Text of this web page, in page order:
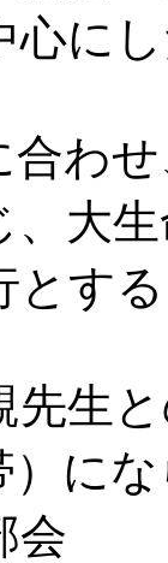
に
合わ
、大
す
先生
）に
会